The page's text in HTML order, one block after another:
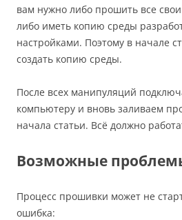
вам нужно либо прошить все
либо иметь копию среды
настройками. Поэтому в начале
создать копию среды.
После всех манипуляций
компьютеру и вновь заливаем
начала статьи. Всё должно
Возможные
Процесс прошивки может не
ошибка: